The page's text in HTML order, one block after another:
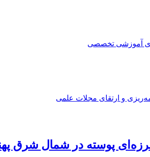
آموزشی تخصصی
و ارتقای مجلات علمی
پوسته در شمال شرق پهنة